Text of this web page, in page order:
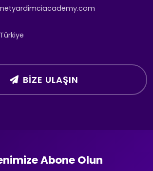
BIZE ULAŞIN
Abone Olun